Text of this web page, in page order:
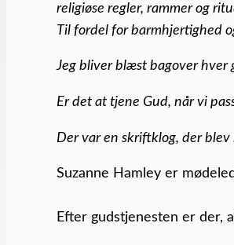
religiøse regler, rammer og
Til fordel for barmhjertighed
Jeg bliver blæst bagover hver
Er det at tjene Gud, når vi
Der var en skriftklog, der
Suzanne Hamley er
Efter gudstjenesten er der,